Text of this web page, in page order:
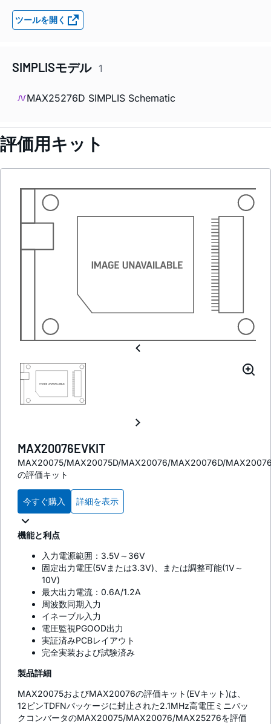
ツールを開く
SIMPLISモデル 1
MAX25276D SIMPLIS Schematic
評価用キット
MAX20076EVKIT
MAX20075/MAX20075D/MAX20076/MAX20076D/
の評価キット
今すぐ購入 詳細を表示
機能と利点
入力電源範囲：3.5V～36V
固定出力電圧(5Vまたは3.3V)、または調整可能(1V～
10V)
最大出力電流：0.6A/1.2A
周波数同期入力
イネーブル入力
電圧監視PGOOD出力
実証済みPCBレイアウト
完全実装および試験済み
製品詳細
MAX20075およびMAX20076の評価キット(EVキット)は、
12ピンTDFNパッケージに封止された2.1MHz高電圧ミニバッ
クコンバータのMAX20075/MAX20076/MAX25276を評価